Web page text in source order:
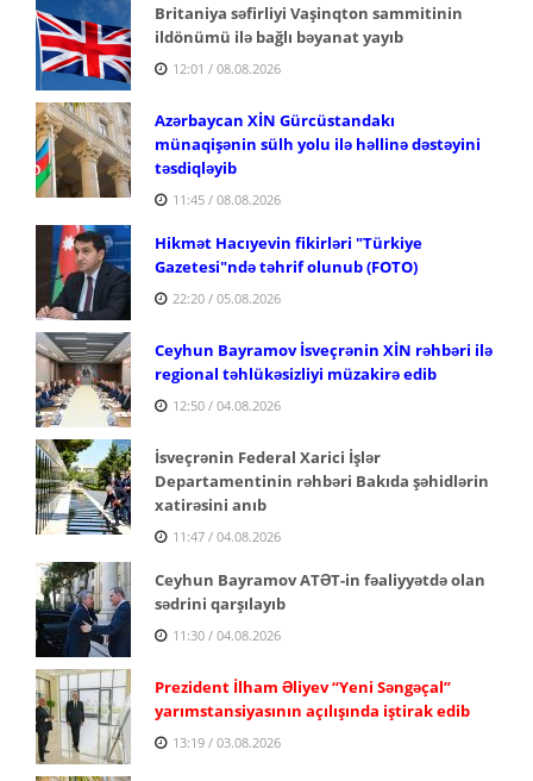
Britaniya səfirliyi Vaşinqton sammitinin
ildönümü ilə bağlı bəyanat yayıb
12:01 / 08.08.2026
Azərbaycan XİN Gürcüstandakı
münaqişənin sülh yolu ilə həllinə dəstəyini
təsdiqləyib
11:45 / 08.08.2026
Hikmət Hacıyevin fikirləri "Türkiye
Gazetesi"ndə təhrif olunub (FOTO)
22:20 / 05.08.2026
Ceyhun Bayramov İsveçrənin XİN rəhbəri ilə
regional təhlükəsizliyi müzakirə edib
12:50 / 04.08.2026
İsveçrənin Federal Xarici İşlər
Departamentinin rəhbəri Bakıda şəhidlərin
xatirəsini anıb
11:47 / 04.08.2026
Ceyhun Bayramov ATƏT-in fəaliyyətdə olan
sədrini qarşılayıb
11:30 / 04.08.2026
Prezident İlham Əliyev “Yeni Səngəçal”
yarımstansiyasının açılışında iştirak edib
13:19 / 03.08.2026